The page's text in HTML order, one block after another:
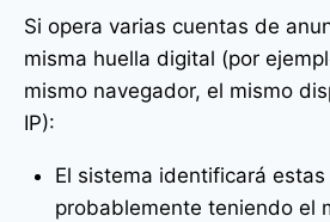
Si opera varias cuentas de
misma huella digital (por
mismo navegador, el mismo
IP):
El sistema identificará
probablemente teniendo el